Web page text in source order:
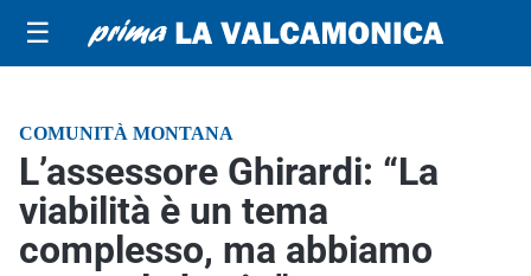
☰
COMUNITÀ MONTANA
L’assessore Ghirardi: “La
viabilità è un tema
complesso, ma abbiamo